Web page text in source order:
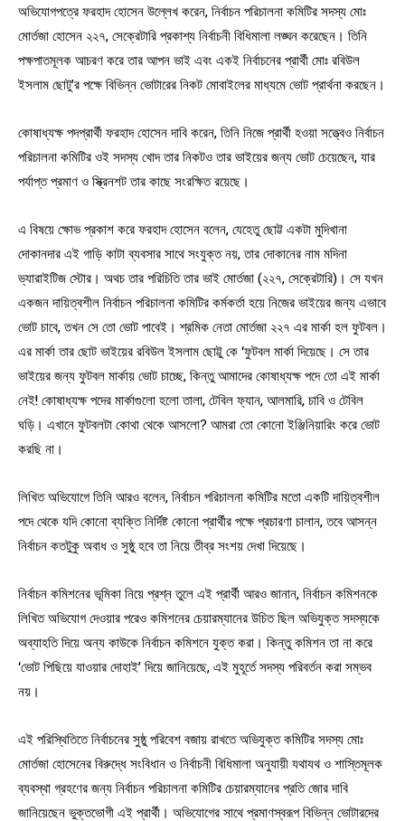
অভিযোগপত্রে ফরহাদ হোসেন উল্লেখ করেন, নির্বাচন পরিচালনা কমিটির সদস্য মোঃ
মোর্তজা হোসেন ২২৭, সেক্রেটারি প্রকাশ্য নির্বাচনী বিধিমালা লঙ্ঘন করেছেন। তিনি
পক্ষপাতমূলক আচরণ করে তার আপন ভাই এবং একই নির্বাচনের প্রার্থী মোঃ রবিউল
ইসলাম ছোটু’র পক্ষে বিভিন্ন ভোটারের নিকট মোবাইলের মাধ্যমে ভোট প্রার্থনা করছেন।
কোষাধ্যক্ষ পদপ্রার্থী ফরহাদ হোসেন দাবি করেন, তিনি নিজে প্রার্থী হওয়া সত্ত্বেও নির্বাচন
পরিচালনা কমিটির ওই সদস্য খোদ তার নিকটও তার ভাইয়ের জন্য ভোট চেয়েছেন, যার
পর্যাপ্ত প্রমাণ ও স্ক্রিনশট তার কাছে সংরক্ষিত রয়েছে।
এ বিষয়ে ক্ষোভ প্রকাশ করে ফরহাদ হোসেন বলেন, যেহেতু ছোট্ট একটা মুদিখানা
দোকানদার এই গাড়ি কাটা ব্যবসার সাথে সংযুক্ত নয়, তার দোকানের নাম মদিনা
ভ্যারাইটিজ স্টোর। অথচ তার পরিচিতি তার ভাই মোর্তজা (২২৭, সেক্রেটারি)। সে যখন
একজন দায়িত্বশীল নির্বাচন পরিচালনা কমিটির কর্মকর্তা হয়ে নিজের ভাইয়ের জন্য এভাবে
ভোট চাবে, তখন সে তো ভোট পাবেই। শ্রমিক নেতা মোর্তজা ২২৭ এর মার্কা হল ফুটবল।
এর মার্কা তার ছোট ভাইয়ের রবিউল ইসলাম ছোট্টু কে ‘ফুটবল মার্কা দিয়েছে। সে তার
ভাইয়ের জন্য ফুটবল মার্কায় ভোট চাচ্ছে, কিন্তু আমাদের কোষাধ্যক্ষ পদে তো এই মার্কা
নেই! কোষাধ্যক্ষ পদের মার্কাগুলো হলো তালা, টেবিল ফ্যান, আলমারি, চাবি ও টেবিল
ঘড়ি। এখানে ফুটবলটা কোথা থেকে আসলো? আমরা তো কোনো ইঞ্জিনিয়ারিং করে ভোট
করছি না।
লিখিত অভিযোগে তিনি আরও বলেন, নির্বাচন পরিচালনা কমিটির মতো একটি দায়িত্বশীল
পদে থেকে যদি কোনো ব্যক্তি নির্দিষ্ট কোনো প্রার্থীর পক্ষে প্রচারণা চালান, তবে আসন্ন
নির্বাচন কতটুকু অবাধ ও সুষ্ঠু হবে তা নিয়ে তীব্র সংশয় দেখা দিয়েছে।
নির্বাচন কমিশনের ভূমিকা নিয়ে প্রশ্ন তুলে এই প্রার্থী আরও জানান, নির্বাচন কমিশনকে
লিখিত অভিযোগ দেওয়ার পরেও কমিশনের চেয়ারম্যানের উচিত ছিল অভিযুক্ত সদস্যকে
অব্যাহতি দিয়ে অন্য কাউকে নির্বাচন কমিশনে যুক্ত করা। কিন্তু কমিশন তা না করে
‘ভোট পিছিয়ে যাওয়ার দোহাই’ দিয়ে জানিয়েছে, এই মুহূর্তে সদস্য পরিবর্তন করা সম্ভব
নয়।
এই পরিস্থিতিতে নির্বাচনের সুষ্ঠু পরিবেশ বজায় রাখতে অভিযুক্ত কমিটির সদস্য মোঃ
মোর্তজা হোসেনের বিরুদ্ধে সংবিধান ও নির্বাচনী বিধিমালা অনুযায়ী যথাযথ ও শাস্তিমূলক
ব্যবস্থা গ্রহণের জন্য নির্বাচন পরিচালনা কমিটির চেয়ারম্যানের প্রতি জোর দাবি
জানিয়েছেন ভুক্তভোগী এই প্রার্থী। অভিযোগের সাথে প্রমাণস্বরূপ বিভিন্ন ভোটারদের